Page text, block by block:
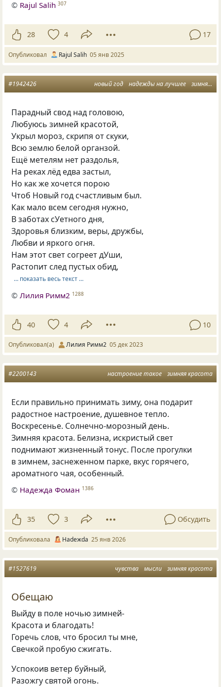
© Rajul Salih 307
28 4 17
Опубликовал Rajul Salih 05 янв 2025
новый год надежды на лучшее зимняя красота
#1942426
Парадный свод над головою,
Любуюсь зимней красотой,
Укрыл мороз, скрипя от скуки,
Всю землю белой органзой.
Ещё метелям нет раздолья,
На реках лёд едва застыл,
Но как же хочется порою
Чтоб Новый год счастливым был.
Как мало всем сегодня нужно,
В заботах сУетного дня,
Здоровья близким, веры, дружбы,
Любви и яркого огня.
Нам этот свет согреет дУши,
Растопит след пустых обид,
… показать весь текст …
©Лилия Римм2 1288
40 4 10
Опубликовал(а) Лилия Римм2 05 дек 2023
настроение такое зимняя красота
#2200143
Если правильно принимать зиму, она подарит
радостное настроение, душевное тепло.
Воскресенье. Солнечно-морозный день.
Зимняя красота. Белизна, искристый свет
поднимают жизненный тонус. После прогулки
в зимнем, заснеженном парке, вкус горячего,
ароматного чая, особенный.
© Надежда Фоман 1386
35 3 Обсудить
Опубликовала Нadeжda 25 янв 2026
чувства мысли зимняя красота
#1527619
Обещаю
Выйду в поле ночью зимней-
Красота и благодать!
Горечь слов, что бросил ты мне,
Свечкой пробую сжигать.
Успокоив ветер буйный,
Разожгу святой огонь.